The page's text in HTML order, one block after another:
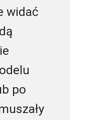
widać
po